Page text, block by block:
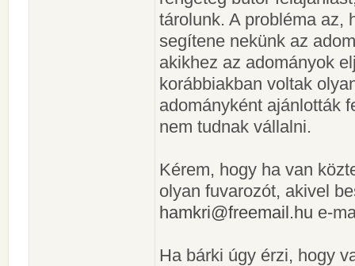
tárolunk. A probléma az,
segítene nekünk az
akikhez az adományok
korábbiakban voltak
adományként ajánlották
nem tudnak vállalni.
Kérem, hogy ha van
olyan fuvarozót, akivel
hamkri@freemail.hu e-
Ha bárki úgy érzi, hogy